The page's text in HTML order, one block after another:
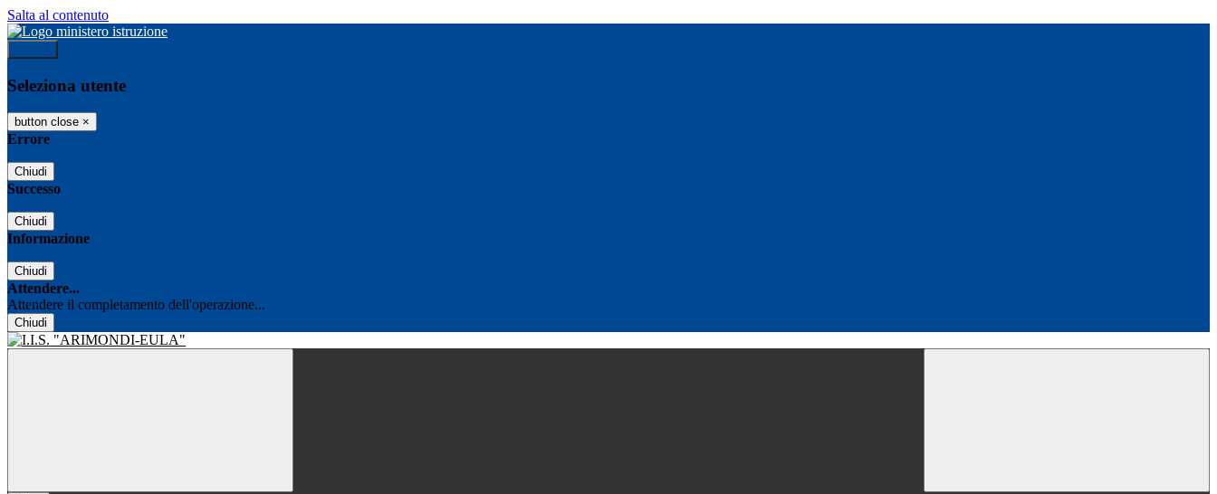
Salta al contenuto
Seleziona utente
button close ×
Errore
Chiudi
Successo
Chiudi
Informazione
Chiudi
Attendere...
Attendere il completamento dell'operazione...
Chiudi